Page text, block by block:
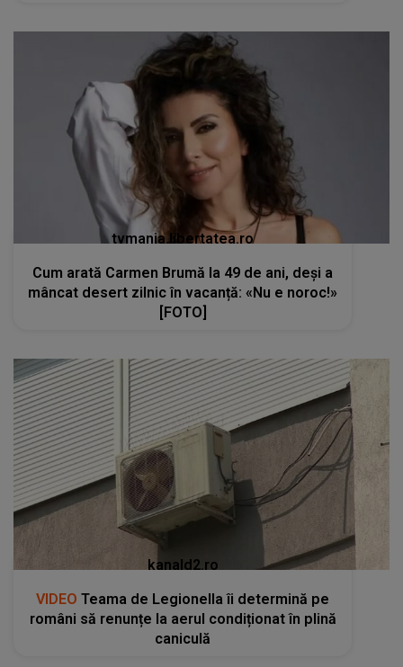
tvmania.libertatea.ro
Cum arată Carmen Brumă la 49 de ani, deși a
mâncat desert zilnic în vacanță: «Nu e noroc!»
[FOTO]
kanald2.ro
VIDEO Teama de Legionella îi determină pe
români să renunțe la aerul condiționat în plină
caniculă